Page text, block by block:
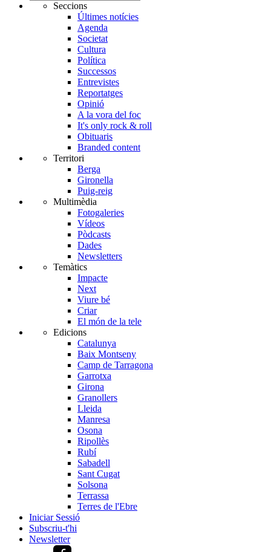
Seccions
Últimes notícies
Agenda
Societat
Cultura
Política
Successos
Entrevistes
Reportatges
Opinió
A la vora del foc
It's only rock & roll
Obituaris
Branded content
Territori
Berga
Gironella
Puig-reig
Multimèdia
Fotogaleries
Vídeos
Pòdcasts
Dades
Newsletters
Temàtics
Impacte
Next
Viure bé
Criar
El món de la tele
Edicions
Catalunya
Baix Montseny
Camp de Tarragona
Garrotxa
Girona
Granollers
Lleida
Manresa
Osona
Ripollès
Rubí
Sabadell
Sant Cugat
Solsona
Terrassa
Terres de l'Ebre
Iniciar Sessió
Subscriu-t'hi
Newsletter